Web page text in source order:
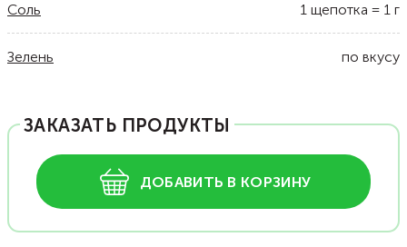
Соль 1 щепотка = 1 г
Зелень по вкусу
ЗАКАЗАТЬ ПРОДУКТЫ
ДОБАВИТЬ В КОРЗИНУ